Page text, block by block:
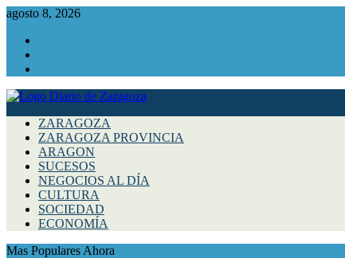
agosto 8, 2026
ZARAGOZA
ZARAGOZA PROVINCIA
ARAGON
SUCESOS
NEGOCIOS AL DÍA
CULTURA
SOCIEDAD
ECONOMÍA
Mas Populares Ahora